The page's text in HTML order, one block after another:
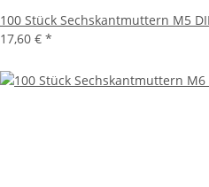
100 Stück Sechskantmuttern M5
17,60 € *